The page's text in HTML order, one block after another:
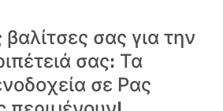
βαλίτσες σας για την
σας: Τα
σε Ρας